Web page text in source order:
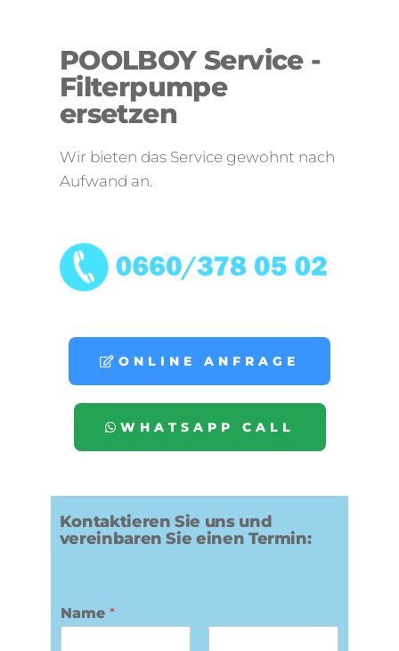
POOLBOY Service -
Filterpumpe
ersetzen
Wir bieten das Service gewohnt nach
Aufwand an.
ONLINE ANFRAGE
WHATSAPP CALL
Kontaktieren Sie uns und
vereinbaren Sie einen Termin:
Name *